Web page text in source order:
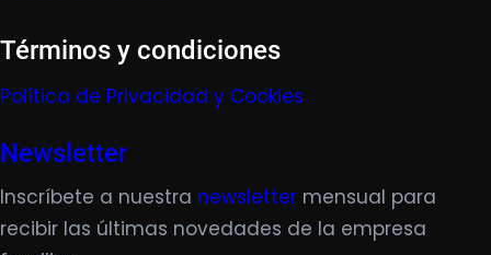
Términos y condiciones
Política de Privacidad y Cookies
Newsletter
Inscríbete a nuestra newsletter mensual para
recibir las últimas novedades de la empresa